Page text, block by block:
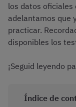
los datos oficiales
adelantamos que
practicar.
disponibles los
¡Seguid leyendo
Índice de